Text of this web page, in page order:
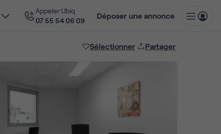
Appeler Ubiq
07 55 54 06 09
Déposer une annonce
Sélectionner Partager